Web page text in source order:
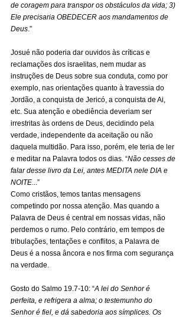
de coragem para transpor os obstáculos da vida; 3)
Ele precisaria OBEDECER aos mandamentos de
Deus.”
Josué não poderia dar ouvidos às críticas e
reclamações dos israelitas, nem mudar as
instruções de Deus sobre sua conduta, como por
exemplo, nas orientações quanto à travessia do
Jordão, a conquista de Jericó, a conquista de Ai,
etc. Sua atenção e obediência deveriam ser
irrestritas às ordens de Deus, decidindo pela
verdade, independente da aceitação ou não
daquela multidão. Para isso, porém, ele teria de ler
e meditar na Palavra todos os dias. “Não cesses de
falar desse livro da Lei, antes MEDITA nele DIA e
NOITE...”
Como cristãos, temos tantas mensagens
competindo por nossa atenção. Mas quando a
Palavra de Deus é central em nossas vidas, não
perdemos o rumo. Pelo contrário, em tempos de
tribulações, tentações e conflitos, a Palavra de
Deus é a nossa âncora e nos firma com segurança
na verdade.
Gosto do Salmo 19.7-10: “A lei do Senhor é
perfeita, e refrigera a alma; o testemunho do
Senhor é fiel, e dá sabedoria aos símplices. Os